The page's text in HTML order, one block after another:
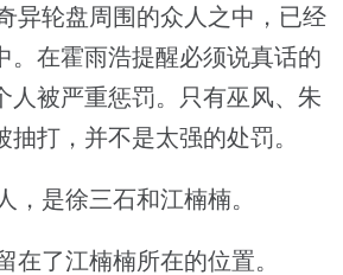
轮盘周围的众人之中，已经
。在霍雨浩提醒必须说真话的
人被严重惩罚。只有巫风、朱
打，并不是太强的处罚。
是徐三石和江楠楠。
了江楠楠所在的位置。